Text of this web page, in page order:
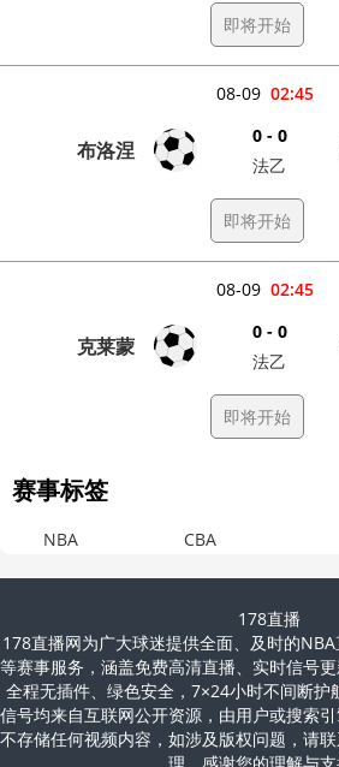
即将开始
02:45
08-09
布洛涅
0 - 0
法乙
即将开始
02:45
08-09
克莱蒙
0 - 0
法乙
即将开始
赛事标签
NBA CBA
178直播
178直播网为广大球迷提供全面、及时的
等赛事服务，涵盖免费高清直播、实时信号
全程无插件、绿色安全，7×24小时不间断护
信号均来自互联网公开资源，由用户或搜索引
不存储任何视频内容，如涉及版权问题，请